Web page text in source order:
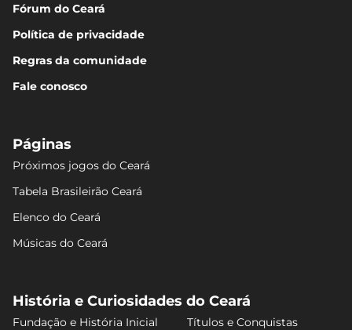
Fórum do Ceará
Política de privacidade
Regras da comunidade
Fale conosco
Páginas
Próximos jogos do Ceará
Tabela Brasileirão Ceará
Elenco do Ceará
Músicas do Ceará
História e Curiosidades do Ceará
Fundação e História Inicial
Títulos e Conquistas